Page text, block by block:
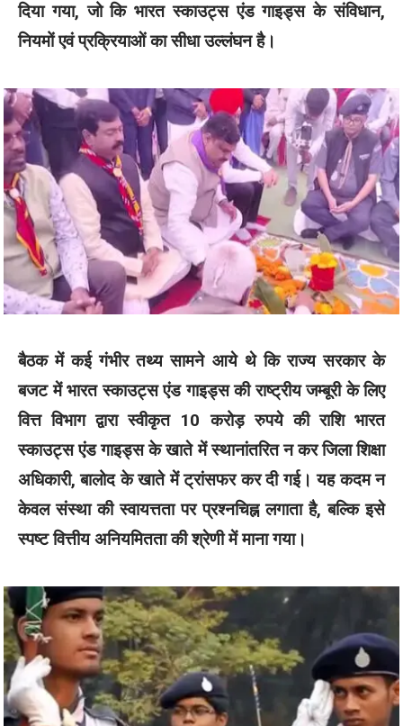
दिया गया, जो कि भारत स्काउट्स एंड गाइड्स के संविधान,
नियमों एवं प्रक्रियाओं का सीधा उल्लंघन है।
बैठक में कई गंभीर तथ्य सामने आये थे कि राज्य सरकार के
बजट में भारत स्काउट्स एंड गाइड्स की राष्ट्रीय जम्बूरी के लिए
वित्त विभाग द्वारा स्वीकृत 10 करोड़ रुपये की राशि भारत
स्काउट्स एंड गाइड्स के खाते में स्थानांतरित न कर जिला शिक्षा
अधिकारी, बालोद के खाते में ट्रांसफर कर दी गई। यह कदम न
केवल संस्था की स्वायत्तता पर प्रश्नचिह्न लगाता है, बल्कि इसे
स्पष्ट वित्तीय अनियमितता की श्रेणी में माना गया।